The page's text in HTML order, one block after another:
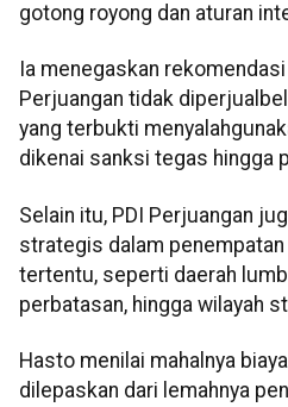
gotong royong dan aturan
Ia menegaskan rekomendasi
Perjuangan tidak
yang terbukti
dikenai sanksi tegas hingga
Selain itu, PDI Perjuangan
strategis dalam penempatan
tertentu, seperti daerah
perbatasan, hingga wilayah
Hasto menilai mahalnya
dilepaskan dari lemahnya